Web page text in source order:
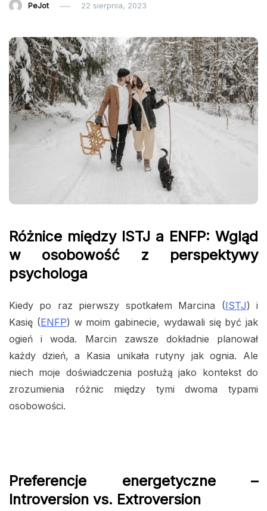
PeJot 22 sierpnia, 2023
Różnice między ISTJ a ENFP: Wgląd
w osobowość z perspektywy
psychologa
Kiedy po raz pierwszy spotkałem Marcina (ISTJ) i
Kasię (ENFP) w moim gabinecie, wydawali się być jak
ogień i woda. Marcin zawsze dokładnie planował
każdy dzień, a Kasia unikała rutyny jak ognia. Ale
niech moje doświadczenia posłużą jako kontekst do
zrozumienia różnic między tymi dwoma typami
osobowości.
Preferencje energetyczne –
Introversion vs. Extroversion